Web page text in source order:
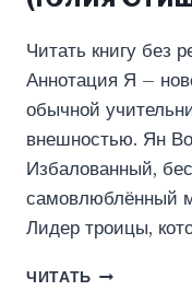
Читать книгу без
Аннотация Я –
обычной
внешностью. Ян
Избалованный,
самовлюблённый
Лидер троицы,
ЧИТАТЬ НОВЕНЬКАЯ